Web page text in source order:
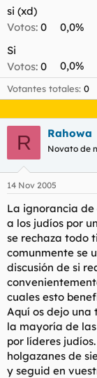
i
a
d
d
l
e
a
e
i
i
si (xd)
Votos: 0
0,0%
Si
Votos: 0 0,0%
Votantes totales 0
R Rahowa
Novato de
14 Nov 2005
La ignorancia de
a los judíos por
se rechaza todo
comunmente se
discusión de si
cuales esto
Aquí os dejo
la mayoría de
por líderes
holgazanes de
y seguid en